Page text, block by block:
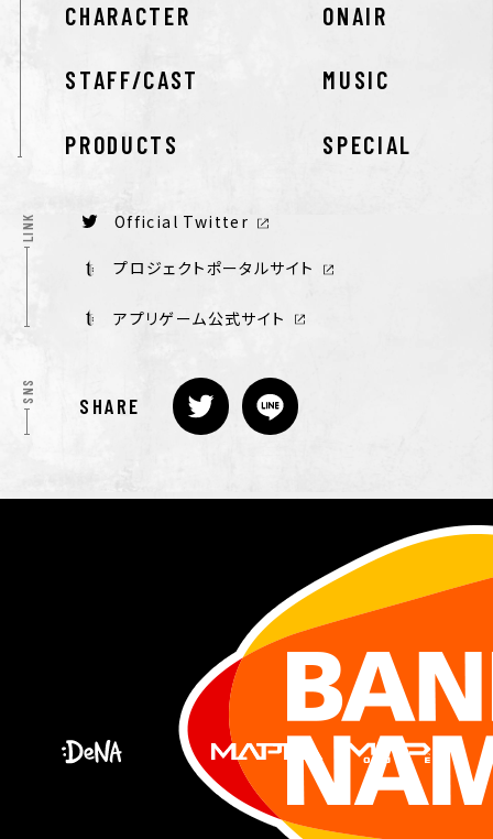
CHARACTER ONAIR
STAFF/CAST MUSIC
PRODUCTS SPECIAL
LINK Official Twitter
プロジェクトポータルサイト
アプリゲーム公式サイト
SNS
SHARE